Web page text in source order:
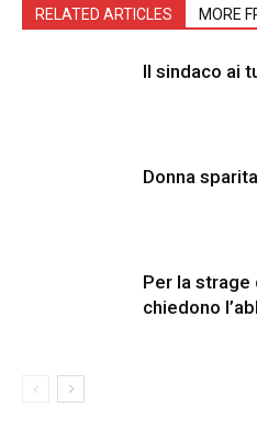
RELATED ARTICLES MORE
Il sindaco ai
Donna
Per la strage
chiedono